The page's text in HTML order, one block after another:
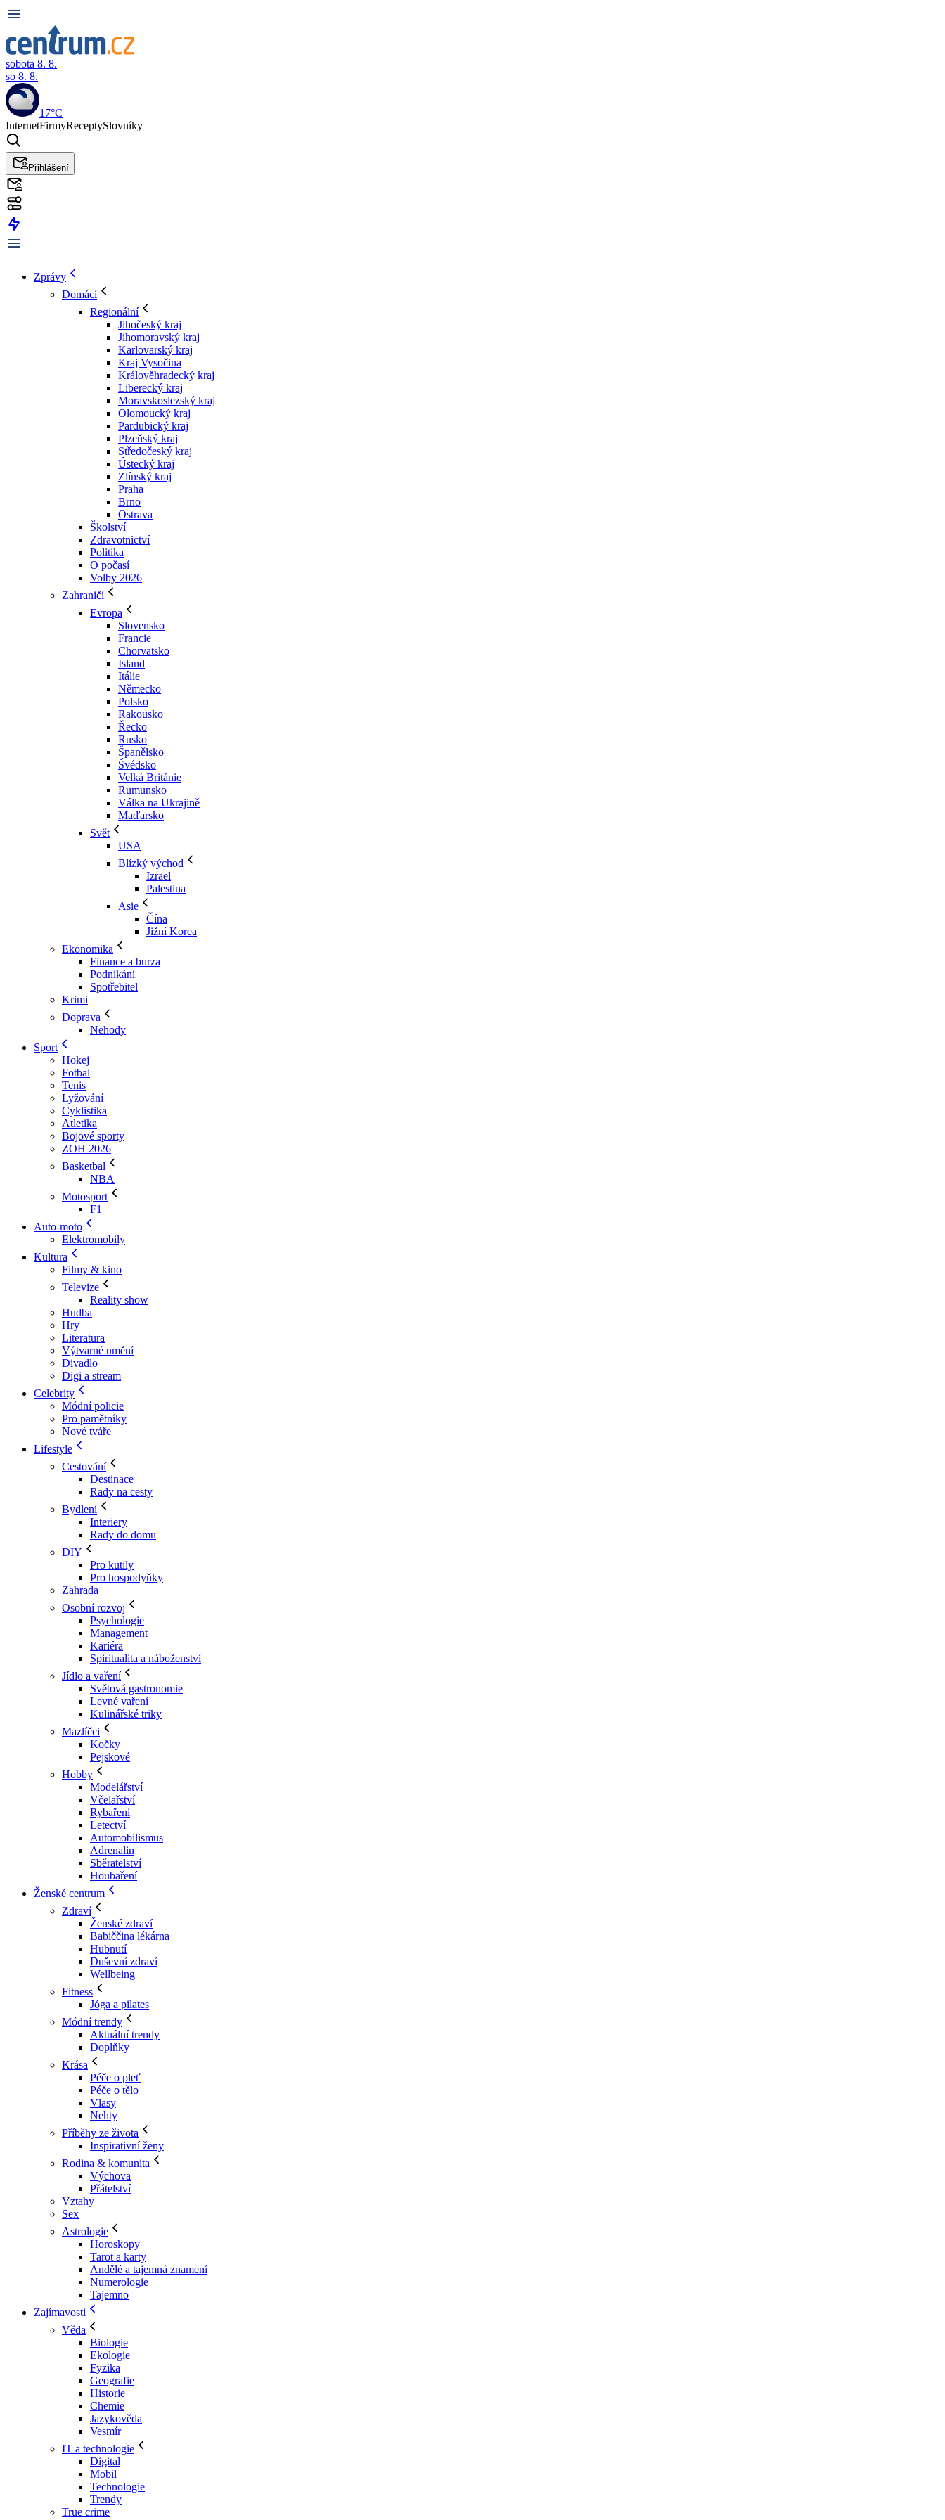
sobota 8. 8.
so 8. 8.
17°C
InternetFirmyReceptySlovníky
Přihlášení
Zprávy
Domácí
Regionální
Jihočeský kraj
Jihomoravský kraj
Karlovarský kraj
Kraj Vysočina
Králověhradecký kraj
Liberecký kraj
Moravskoslezský kraj
Olomoucký kraj
Pardubický kraj
Plzeňský kraj
Středočeský kraj
Ústecký kraj
Zlínský kraj
Praha
Brno
Ostrava
Školství
Zdravotnictví
Politika
O počasí
Volby 2026
Zahraničí
Evropa
Slovensko
Francie
Chorvatsko
Island
Itálie
Německo
Polsko
Rakousko
Řecko
Rusko
Španělsko
Švédsko
Velká Británie
Rumunsko
Válka na Ukrajině
Maďarsko
Svět
USA
Blízký východ
Izrael
Palestina
Asie
Čína
Jižní Korea
Ekonomika
Finance a burza
Podnikání
Spotřebitel
Krimi
Doprava
Nehody
Sport
Hokej
Fotbal
Tenis
Lyžování
Cyklistika
Atletika
Bojové sporty
ZOH 2026
Basketbal
NBA
Motosport
F1
Auto-moto
Elektromobily
Kultura
Filmy & kino
Televize
Reality show
Hudba
Hry
Literatura
Výtvarné umění
Divadlo
Digi a stream
Celebrity
Módní policie
Pro pamětníky
Nové tváře
Lifestyle
Cestování
Destinace
Rady na cesty
Bydlení
Interiery
Rady do domu
DIY
Pro kutily
Pro hospodyňky
Zahrada
Osobní rozvoj
Psychologie
Management
Kariéra
Spiritualita a náboženství
Jídlo a vaření
Světová gastronomie
Levné vaření
Kulinářské triky
Mazlíčci
Kočky
Pejskové
Hobby
Modelářství
Včelařství
Rybaření
Letectví
Automobilismus
Adrenalin
Sběratelství
Houbaření
Ženské centrum
Zdraví
Ženské zdraví
Babiččina lékárna
Hubnutí
Duševní zdraví
Wellbeing
Fitness
Jóga a pilates
Módní trendy
Aktuální trendy
Doplňky
Krása
Péče o pleť
Péče o tělo
Vlasy
Nehty
Příběhy ze života
Inspirativní ženy
Rodina & komunita
Výchova
Přátelství
Vztahy
Sex
Astrologie
Horoskopy
Tarot a karty
Andělé a tajemná znamení
Numerologie
Tajemno
Zajímavosti
Věda
Biologie
Ekologie
Fyzika
Geografie
Historie
Chemie
Jazykověda
Vesmír
IT a technologie
Digital
Mobil
Technologie
Trendy
True crime